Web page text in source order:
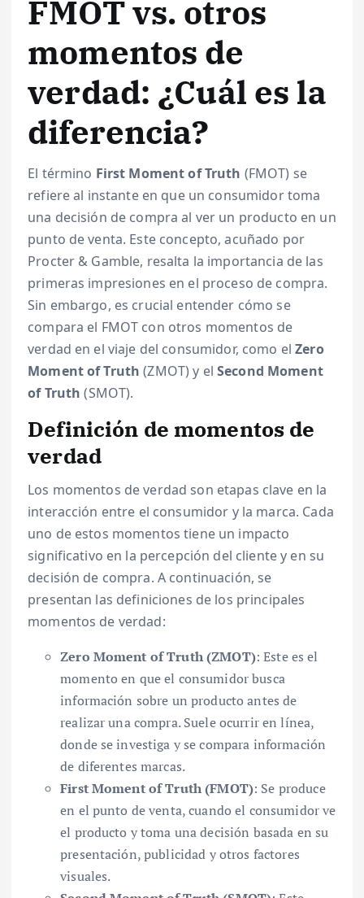
FMOT vs. otros
momentos de
verdad: ¿Cuál es la
diferencia?
El término First Moment of Truth (FMOT) se
refiere al instante en que un consumidor toma
una decisión de compra al ver un producto en un
punto de venta. Este concepto, acuñado por
Procter & Gamble, resalta la importancia de las
primeras impresiones en el proceso de compra.
Sin embargo, es crucial entender cómo se
compara el FMOT con otros momentos de
verdad en el viaje del consumidor, como elZero
Moment of Truth (ZMOT) y elSecond Moment
of Truth (SMOT).
Definición de momentos de
verdad
Los momentos de verdad son etapas clave en la
interacción entre el consumidor y la marca. Cada
uno de estos momentos tiene un impacto
significativo en la percepción del cliente y en su
decisión de compra. A continuación, se
presentan las definiciones de los principales
momentos de verdad:
Zero Moment of Truth (ZMOT): Este es el
momento en que el consumidor busca
información sobre un producto antes de
realizar una compra. Suele ocurrir en línea,
donde se investiga y se compara información
de diferentes marcas.
First Moment of Truth (FMOT): Se produce
en el punto de venta, cuando el consumidor ve
el producto y toma una decisión basada en su
presentación, publicidad y otros factores
visuales.